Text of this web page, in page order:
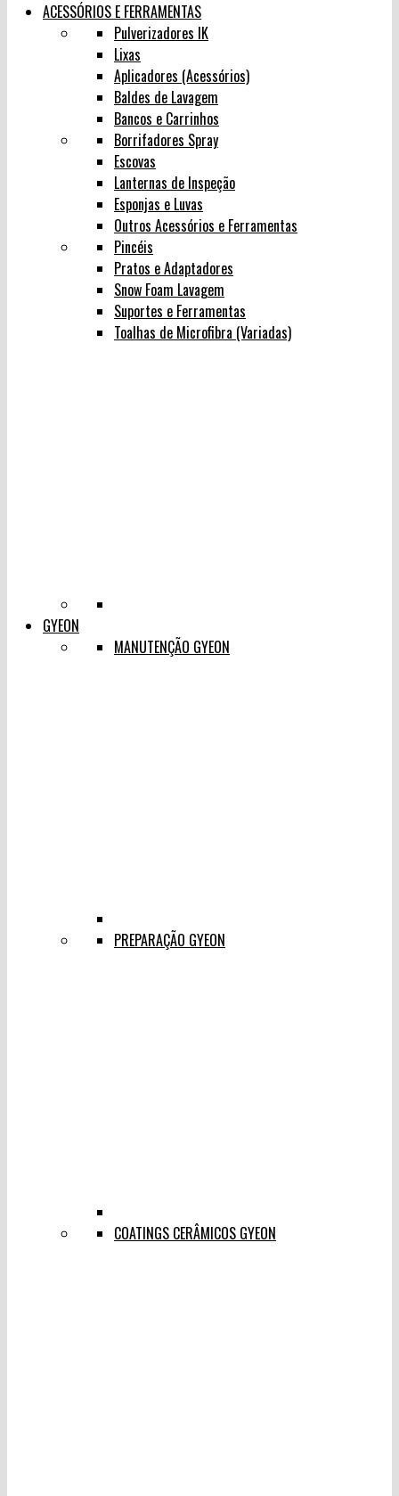
ACESSÓRIOS E FERRAMENTAS
Pulverizadores IK
Lixas
Aplicadores (Acessórios)
Baldes de Lavagem
Bancos e Carrinhos
Borrifadores Spray
Escovas
Lanternas de Inspeção
Esponjas e Luvas
Outros Acessórios e Ferramentas
Pincéis
Pratos e Adaptadores
Snow Foam Lavagem
Suportes e Ferramentas
Toalhas de Microfibra (Variadas)
GYEON
MANUTENÇÃO GYEON
PREPARAÇÃO GYEON
COATINGS CERÂMICOS GYEON